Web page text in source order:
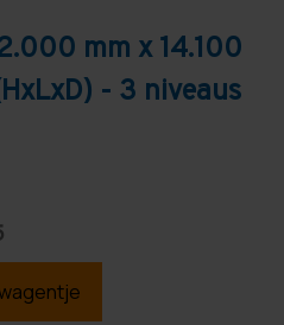
mm x 14.100
- 3 niveaus